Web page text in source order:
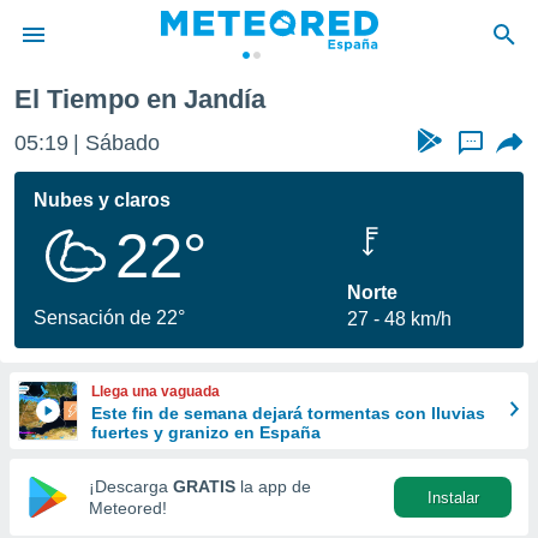
de
por
se
calidad.
a este
las
y
forma
digital
basada
El Tiempo en Jandía
05:19 Sábado ...
Nubes y claros
22°
Sensación de 22°
Norte
27
48 km/h
Llega una vaguada
Este fin de semana dejará tormentas con lluvias
fuertes y granizo en España
¡Descarga GRATIS la app de
Meteored!
Instalar